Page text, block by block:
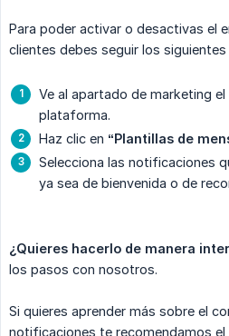
Para poder activar o desactivas el
clientes debes seguir los siguientes
Ve al apartado de marketing
plataforma.
Haz clic en “Plantillas de
Selecciona las notificaciones
ya sea de bienvenida o de
¿Quieres hacerlo de manera
los pasos con nosotros.
Si quieres aprender más sobre el
notificaciones te recomendamos el